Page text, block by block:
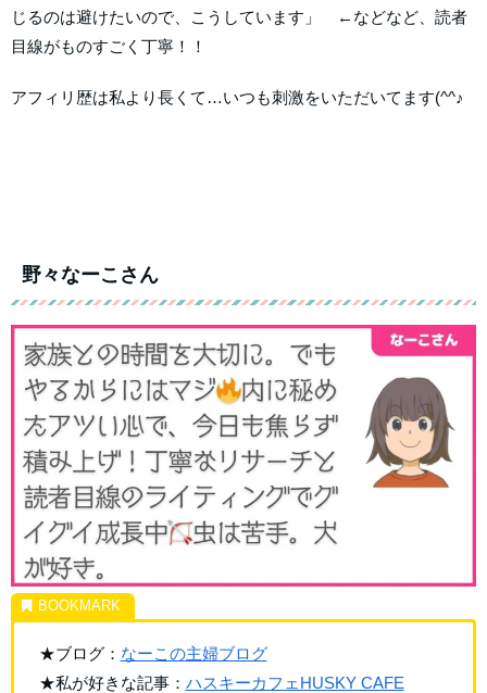
じるのは避けたいので、こうしています」 ←などなど、読者
目線がものすごく丁寧！！
アフィリ歴は私より長くて…いつも刺激をいただいてます(^^♪
野々なーこさん
★ブログ： なーこの主婦ブログ
★私が好きな記事： ハスキーカフェHUSKY CAFE